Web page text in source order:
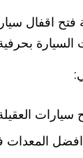
اقفال
المعدات